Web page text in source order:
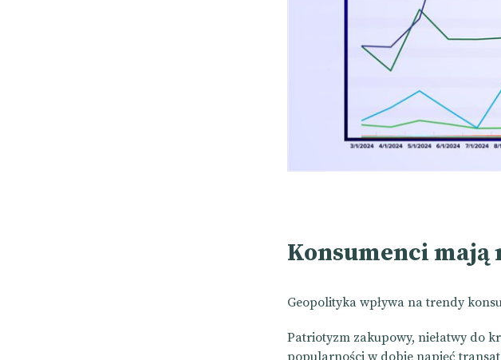
Konsumenci mają
Geopolityka wpływa na trendy
Patriotyzm zakupowy, niełatwy do
popularności w dobie napięć